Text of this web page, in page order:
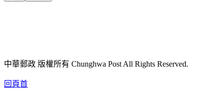
中華郵政 版權所有 Chunghwa Post All Rights Reserved.
回頁首